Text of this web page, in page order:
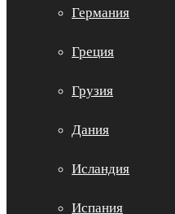
Германия
Греция
Грузия
Дания
Исландия
Испания